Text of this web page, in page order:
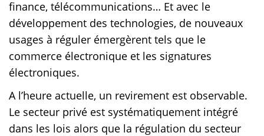
finance, télécommunications… Et avec le
développement des technologies, de nouveaux
usages à réguler émergèrent tels que le
commerce électronique et les signatures
électroniques.
A l’heure actuelle, un revirement est observable.
Le secteur privé est systématiquement intégré
dans les lois alors que la régulation du secteur